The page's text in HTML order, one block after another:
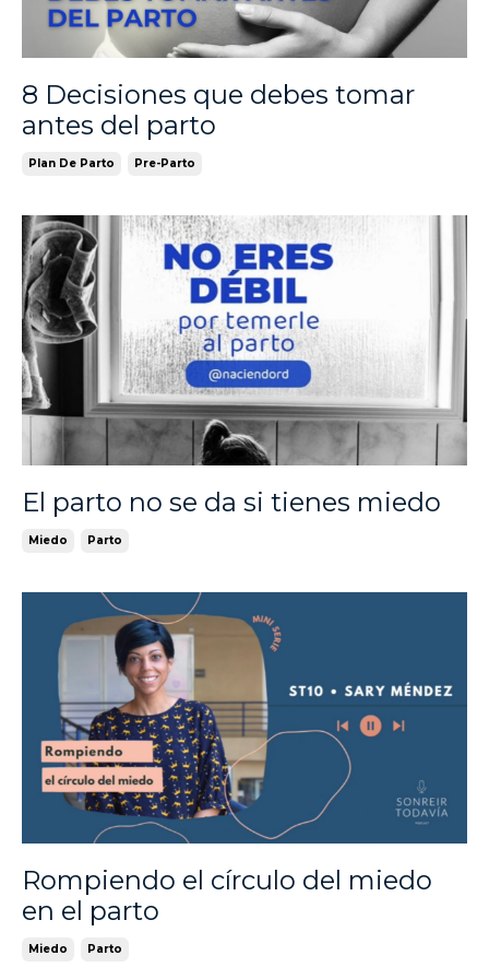
8 Decisiones que debes tomar
antes del parto
Plan De Parto Pre-Parto
El parto no se da si tienes miedo
Miedo Parto
Rompiendo el círculo del miedo
en el parto
Miedo Parto